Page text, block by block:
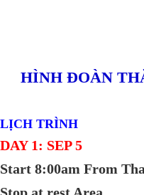
HÌNH ĐOÀN
LỊCH TRÌNH
DAY 1: SEP 5
Start 8:00am From